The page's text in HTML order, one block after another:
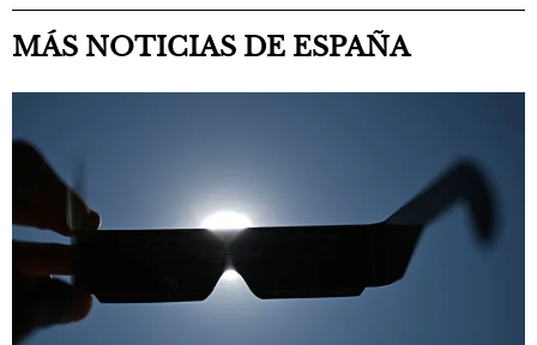
MÁS NOTICIAS DE ESPAÑA